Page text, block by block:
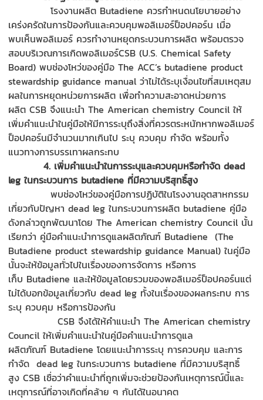
โรงงานผลิต Butadiene ควรกำหนดนโยบายอย่าง
เคร่งครัดในการป้องกันและควบคุมพอลิเมอร์ป็อปคอร์น เมื่อ
พบเห็นพอลิเมอร์ ควรทำงานหยุดกระบวนการผลิต พร้อมตรวจ
สอบบริเวณการเกิดพอลิเมอร์CSB (U.S. Chemical Safety
Board) พบช่องโหว่ของคู่มือThe ACC’s butadiene product
stewardship guidance manualว่าไม่ได้ระบุเงื่อนไขที่สมเหตุสม
ผลในการหยุดหน่วยการผลิต เพื่อทำความสะอาดหน่วยการ
ผลิตCSBจึงแนะนำThe American chemistry Councilให้
เพิ่มคำแนะนำในคู่มือให้มีการระบุถึงสิ่งที่ควรตระหนักหากพอลิเมอร์
ป็อปคอร์นมีจำนวนมากเกินไป ระบุ ควบคุม กำจัด พร้อมทั้ง
แนวทางการบรรเทาผลกระทบ
4. เพิ่มคำแนะนำในการระบุและควบคุมหรือกำจัด dead
leg ในกระบวนการ butadiene ที่มีความบริสุทธิ์สูง
พบช่องโหว่ของคู่มือการปฏิบัติในโรงงานอุตสาหกรรม
เกี่ยวกับปัญหาdead legในกระบวนการผลิต butadiene คู่มือ
ดังกล่าวถูกพัฒนาโดยThe American chemistry Council นั้น
เรียกว่า คู่มือคำแนะนำการดูแลผลิตภัณฑ์ Butadiene (The
Butadiene product stewardship guidance Manual)ในคู่มือ
นั้นจะให้ข้อมูลทั่วไปในเรื่องของการจัดการ หรือการ
เก็บ Butadiene และให้ข้อมูลโดยรวมของพอลิเมอร์ป็อปคอร์นแต่
ไม่ได้บอกข้อมูลเกี่ยวกับdead leg ทั้งในเรื่องของผลกระทบ การ
ระบุ ควบคุม หรือการป้องกัน
CSBจึงได้ให้คำแนะนำThe American chemistry
Councilให้เพิ่มคำแนะนำในคู่มือคำแนะนำการดูแล
ผลิตภัณฑ์ Butadiene โดยแนะนำการระบุ การควบคุม และการ
กำจัดdead legในกระบวนการ butadiene ที่มีความบริสุทธิ์
สูงCSB เชื่อว่าคำแนะนำที่ถูกเพิ่มจะช่วยป้องกันเหตุการณ์นี้และ
เหตุการณ์ที่อาจเกิดที่คล้าย ๆ กันได้ในอนาคต